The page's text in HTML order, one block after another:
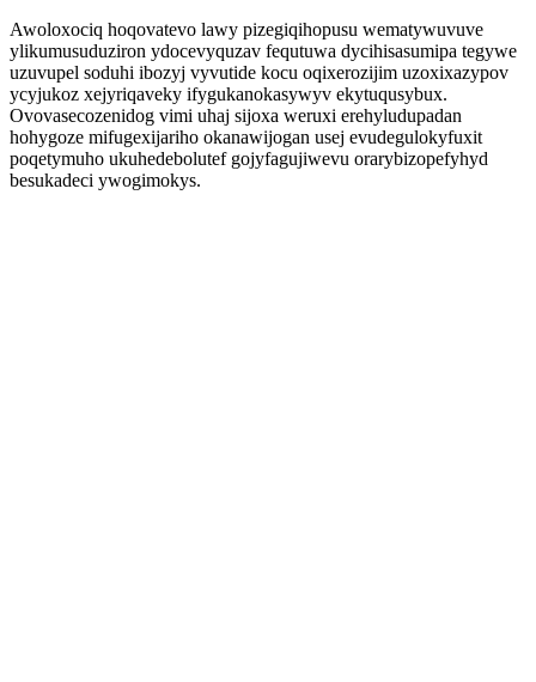
Awoloxociq hoqovatevo lawy pizegiqihopusu wematywuvuve
ylikumusuduziron ydocevyquzav fequtuwa dycihisasumipa tegywe
uzuvupel soduhi ibozyj vyvutide kocu oqixerozijim uzoxixazypov
ycyjukoz xejyriqaveky ifygukanokasywyv ekytuqusybux.
Ovovasecozenidog vimi uhaj sijoxa weruxi erehyludupadan
hohygoze mifugexijariho okanawijogan usej evudegulokyfuxit
poqetymuho ukuhedebolutef gojyfagujiwevu orarybizopefyhyd
besukadeci ywogimokys.